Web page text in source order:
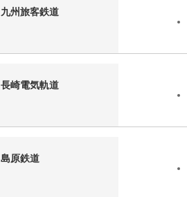
九州旅客鉄道
長崎電気軌道
島原鉄道